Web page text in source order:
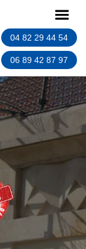
04 82 29 44 54
06 89 42 87 97